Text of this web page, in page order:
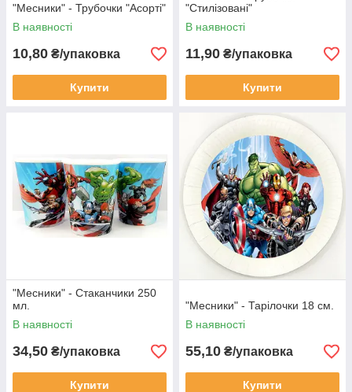
"Месники" - Трубочки "Асорті"
В наявності
10,80 ₴/упаковка
Купити
"Стилізовані"
В наявності
11,90 ₴/упаковка
Купити
"Месники" - Стаканчики 250
мл.
В наявності
34,50 ₴/упаковка
Купити
"Месники" - Тарілочки 18 см.
В наявності
55,10 ₴/упаковка
Купити